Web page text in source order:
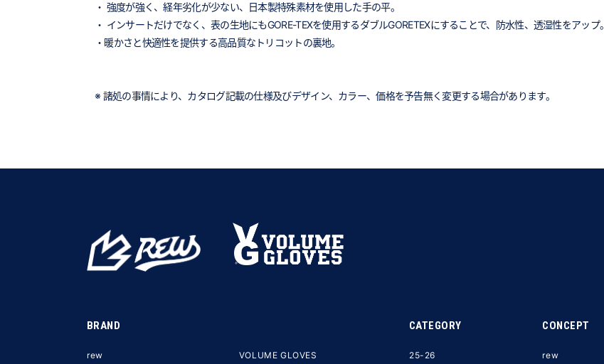
・ 強度が強く、経年劣化が少ない、日本製特殊素材を使用した手の平。
・ インサートだけでなく、表の生地にもGORE-TEXを使用するダブルGORETEXにすることで、防水性、透湿性をアップ。
・暖かさと快適性を提供する高品質なトリコットの裏地。
※ 諸処の事情により、カタログ記載の仕様及びデザイン、カラー、価格を予告無く変更する場合があります。
BRAND
rew VOLUME GLOVES
CATEGORY
25-26
CONCEPT
rew